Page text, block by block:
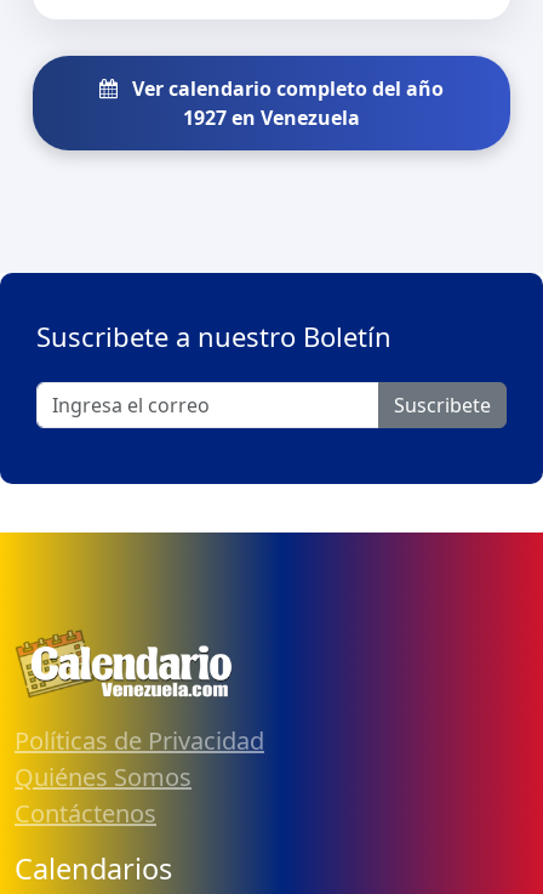
Ver calendario completo del año
1927 en Venezuela
Suscribete a nuestro Boletín
Suscribete
Políticas de Privacidad
Quiénes Somos
Contáctenos
Calendarios